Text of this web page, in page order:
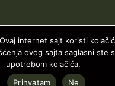
RESIDENCE © All right
internet sajt koristi
ovog sajta saglasni ste
upotrebom kolačića.
Prihvatam
Ne